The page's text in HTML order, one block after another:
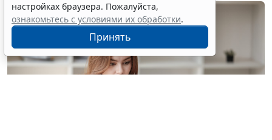
настройках браузера. Пожалуйста,
ознакомьтесь с условиями их обработки.
Принять